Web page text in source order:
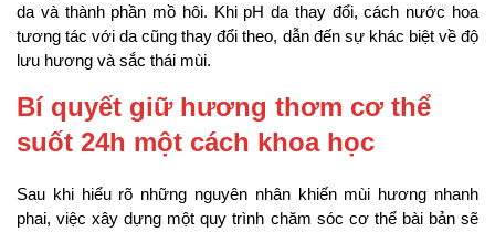
da và thành phần mồ hôi. Khi pH da thay đổi, cách nước hoa
tương tác với da cũng thay đổi theo, dẫn đến sự khác biệt về độ
lưu hương và sắc thái mùi.
Bí quyết giữ hương thơm cơ thể
suốt 24h một cách khoa học
Sau khi hiểu rõ những nguyên nhân khiến mùi hương nhanh
phai, việc xây dựng một quy trình chăm sóc cơ thể bài bản sẽ